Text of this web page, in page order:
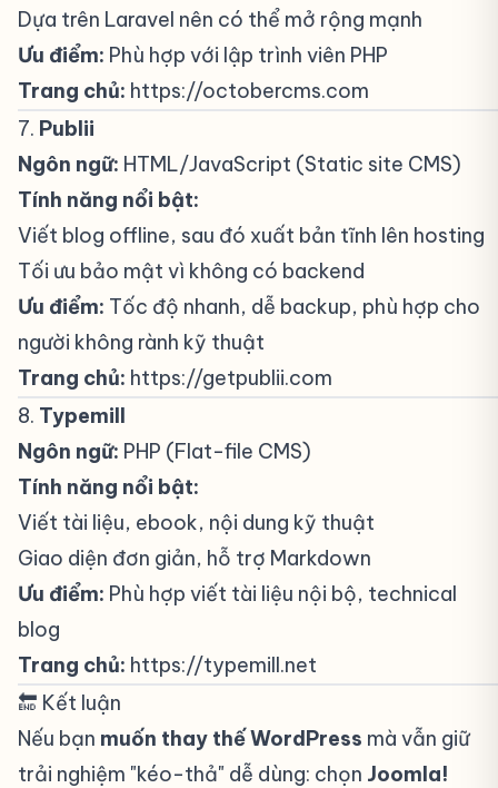
Dựa trên Laravel nên có thể mở rộng mạnh
Ưu điểm: Phù hợp với lập trình viên PHP
Trang chủ: https://octobercms.com
7. Publii
Ngôn ngữ: HTML/JavaScript (Static site CMS)
Tính năng nổi bật:
Viết blog offline, sau đó xuất bản tĩnh lên hosting
Tối ưu bảo mật vì không có backend
Ưu điểm: Tốc độ nhanh, dễ backup, phù hợp cho
người không rành kỹ thuật
Trang chủ: https://getpublii.com
8. Typemill
Ngôn ngữ: PHP (Flat-file CMS)
Tính năng nổi bật:
Viết tài liệu, ebook, nội dung kỹ thuật
Giao diện đơn giản, hỗ trợ Markdown
Ưu điểm: Phù hợp viết tài liệu nội bộ, technical
blog
Trang chủ: https://typemill.net
🔚 Kết luận
Nếu bạn muốn thay thế WordPress mà vẫn giữ
trải nghiệm "kéo-thả" dễ dùng: chọn Joomla!